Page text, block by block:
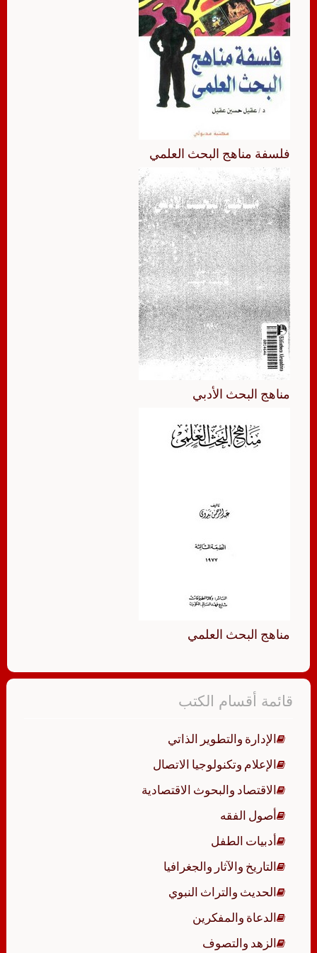
فلسفة مناهج البحث العلمي
مناهج البحث الأدبي
مناهج البحث العلمي
قائمة أقسام الكتب
الإدارة والتطوير الذاتي
الإعلام وتكنولوجيا الاتصال
الاقتصاد والبحوث الاقتصادية
أصول الفقه
أدبيات الطفل
التاريخ والآثار والجغرافيا
الحديث والتراث النبوي
الدعاة والمفكرين
الزهد والتصوف